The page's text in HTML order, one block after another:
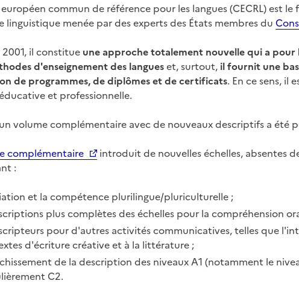
commun de référence pour les langues (CECRL) est
linguistique menée par des experts des États membres du
2001, il constitue une approche totalement nouvelle qui a
d'enseignement des langueset, surtout, il fournit une
de programmes, de diplômes et de certificats. En ce sens, il
et professionnelle.
volume complémentaire avec de nouveaux descriptifs a été
complémentaire
introduit de nouvelles échelles, absentes
:
et la compétence plurilingue/pluriculturelle ;
plus complètes des échelles pour la compréhension
pour d'autres activités communicatives, telles que
d'écriture créative et à la littérature ;
de la description des niveaux A1 (notamment le
C2.